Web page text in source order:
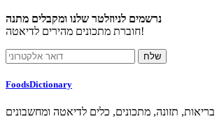
נרשמים לניוזלטר שלנו ומקבלים מתנה
חוברת מתכונים מהירים לדיאטה!
FoodsDictionary
בריאות, תזונה, מתכונים, כלים לדיאטה ומחשבונים